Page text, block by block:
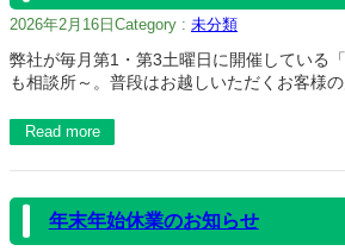
2026年2月16日 Category : 未分類
弊社が毎月第1・第3土曜日に開催している
も相談所～。普段はお越しいただくお客様
Read more
年末年始休業のお知らせ